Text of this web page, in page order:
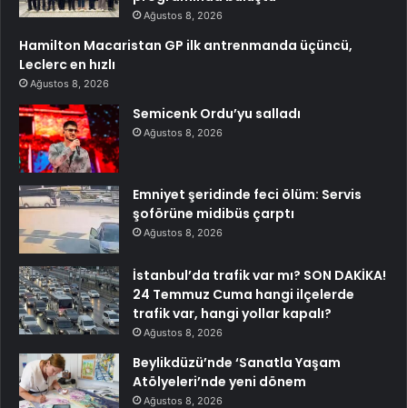
Ağustos 8, 2026
Hamilton Macaristan GP ilk antrenmanda üçüncü,
Leclerc en hızlı
Ağustos 8, 2026
Semicenk Ordu’yu salladı
Ağustos 8, 2026
Emniyet şeridinde feci ölüm: Servis
şoförüne midibüs çarptı
Ağustos 8, 2026
İstanbul’da trafik var mı? SON DAKİKA!
24 Temmuz Cuma hangi ilçelerde
trafik var, hangi yollar kapalı?
Ağustos 8, 2026
Beylikdüzü’nde ‘Sanatla Yaşam
Atölyeleri’nde yeni dönem
Ağustos 8, 2026